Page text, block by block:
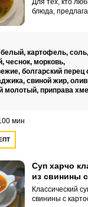
Для тех, кто
блюда,
мужской
белый, картофель, соль,
чеснок, морковь,
болгарский перец
свиной жир,
молотый, приправа
мин
Суп харчо
из свинины
Классический
свинины с